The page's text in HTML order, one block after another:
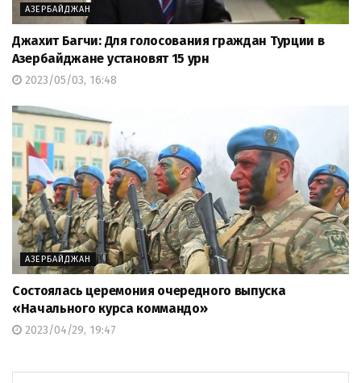
АЗЕРБАЙДЖАН
Джахит Багчи: Для голосования граждан Турции в
Азербайджане установят 15 урн
2023/05/03, 16:48
АЗЕРБАЙДЖАН
Состоялась церемония очередного выпуска
«Начального курса коммандо»
2023/04/29, 19:47